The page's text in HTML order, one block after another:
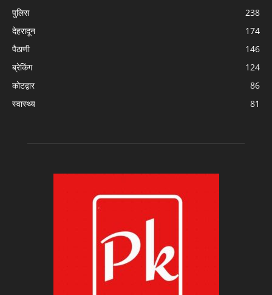
पुलिस
238
देहरादून
174
पैठाणी
146
ब्रेकिंग
124
कोटद्वार
86
स्वास्थ्य
81